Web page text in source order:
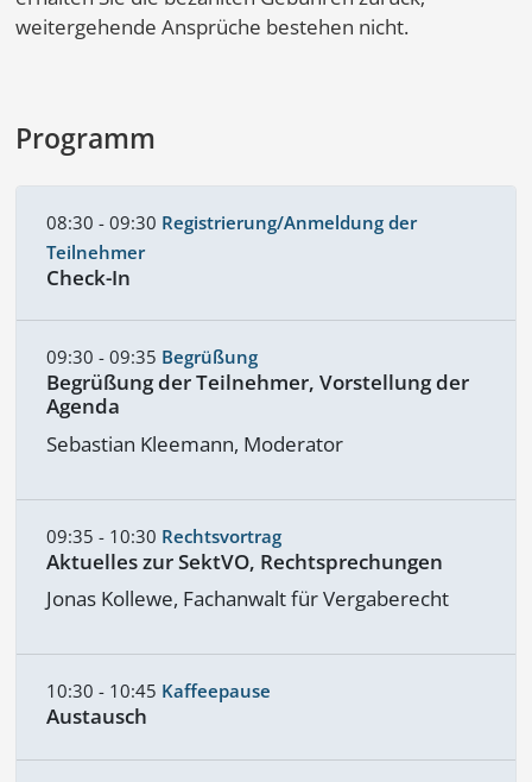
weitergehende Ansprüche bestehen nicht.
Programm
08:30 - 09:30 Registrierung/Anmeldung der
Teilnehmer
Check-In
09:30 - 09:35 Begrüßung
Begrüßung der Teilnehmer, Vorstellung der
Agenda
Sebastian Kleemann, Moderator
09:35 - 10:30 Rechtsvortrag
Aktuelles zur SektVO, Rechtsprechungen
Jonas Kollewe, Fachanwalt für Vergaberecht
10:30 - 10:45 Kaffeepause
Austausch